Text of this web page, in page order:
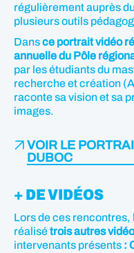
régulièrement auprès
plusieurs outils
Dansce portrait vidéo
annuelle du Pôle
par les étudiants du
recherche et création
raconte sa vision et sa
images.
VOIR LE
DUBOC
+ DE VIDÉOS
Lors de ces
réalisétrois autres
intervenants présents :